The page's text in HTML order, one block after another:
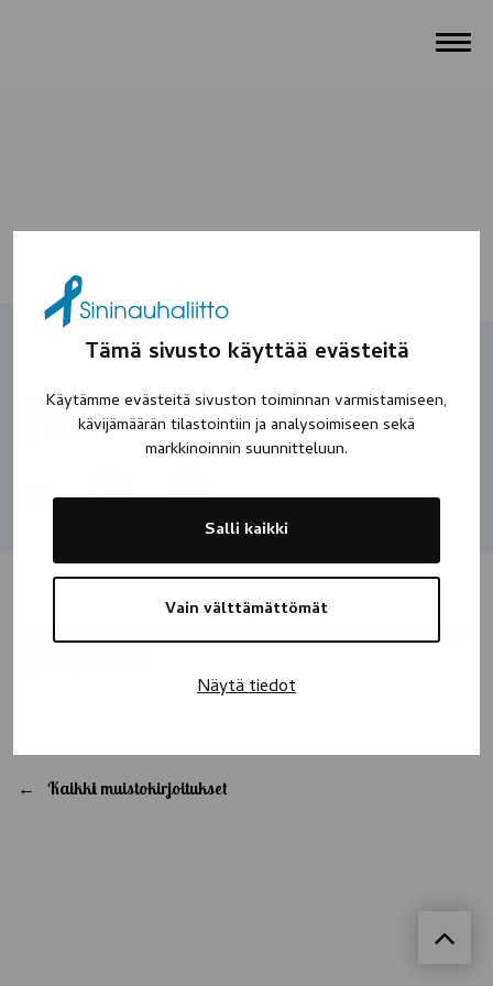
Tämä sivusto käyttää evästeitä
Käytämme evästeitä sivuston toiminnan varmistamiseen,
kävijämäärän tilastointiin ja analysoimiseen sekä
markkinoinnin suunnitteluun.
Vain välttämättömät
Salli kaikki
Näytä tiedot
JIri
Niin paljon jouduit kärsimään, rakas veljeni❤️. Toivottavasti
Kaikki muistokirjoitukset